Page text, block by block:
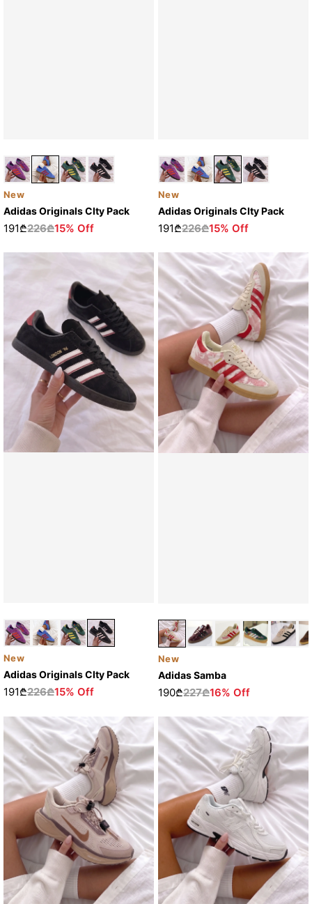
New
Adidas Originals CIty Pack
191₾226₾15% Off
New
Adidas Originals CIty Pack
191₾226₾15% Off
New
Adidas Originals CIty Pack
191₾226₾15% Off
New
Adidas Samba
190₾227₾16% Off